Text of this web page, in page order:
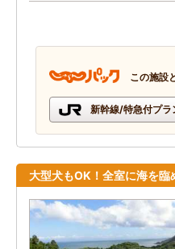
この施設
新幹線/特急付プラ
大型犬もOK！全室に海を